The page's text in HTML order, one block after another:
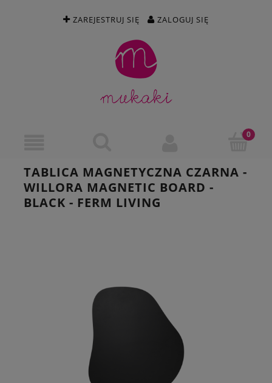
ZAREJESTRUJ SIĘ ZALOGUJ SIĘ
TABLICA MAGNETYCZNA CZARNA -
WILLORA MAGNETIC BOARD -
BLACK - FERM LIVING